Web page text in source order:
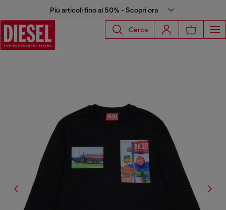
Più articoli fino al 50% - Scopri ora
Cerca